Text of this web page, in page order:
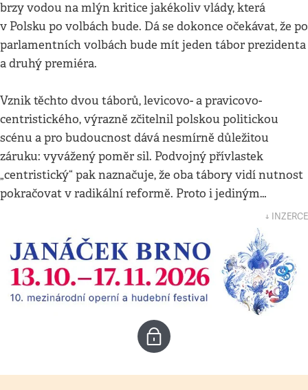
brzy vodou na mlýn kritice jakékoliv vlády, která
v Polsku po volbách bude. Dá se dokonce očekávat, že po
parlamentních volbách bude mít jeden tábor prezidenta
a druhý premiéra.
Vznik těchto dvou táborů, levicovo- a pravicovo-
centristického, výrazně zčitelnil polskou politickou
scénu a pro budoucnost dává nesmírně důležitou
záruku: vyvážený poměr sil. Podvojný přívlastek
„centristický“ pak naznačuje, že oba tábory vidí nutnost
pokračovat v radikální reformě. Proto i jediným…
↓ INZERCE